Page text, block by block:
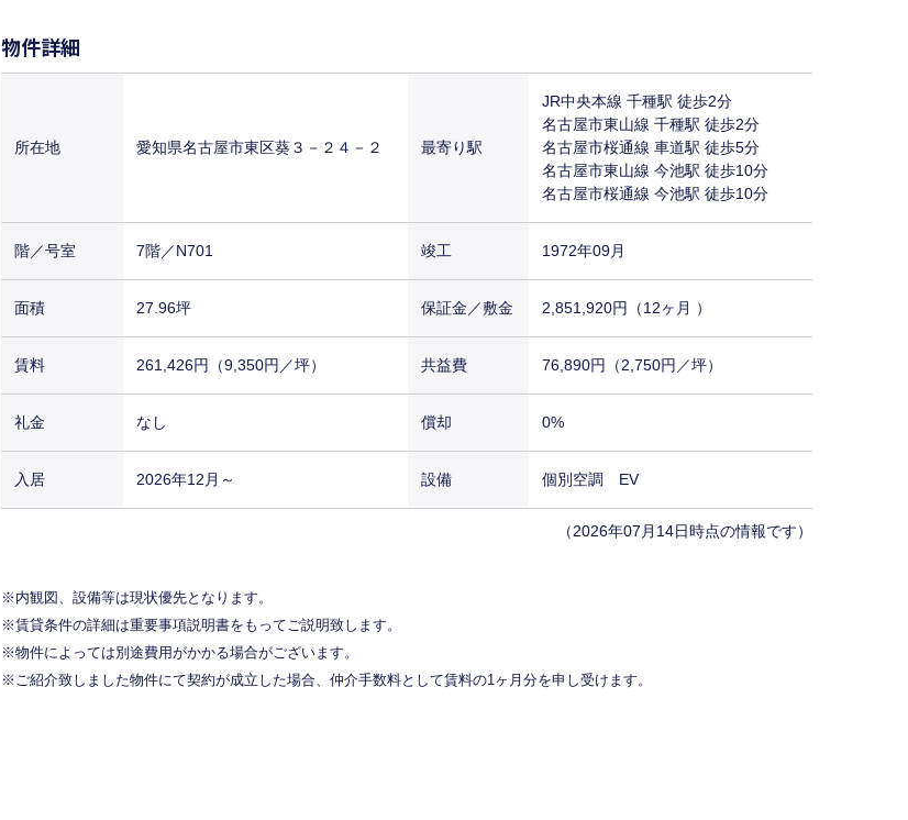
物件詳細
所在地 愛知県名古屋市東区葵３－２４－２ 最寄り駅
JR中央本線 千種駅 徒歩2分
名古屋市東山線 千種駅 徒歩2分
名古屋市桜通線 車道駅 徒歩5分
名古屋市東山線 今池駅 徒歩10分
名古屋市桜通線 今池駅 徒歩10分
階／号室 7階／N701 竣工 1972年09月
面積 27.96坪 保証金／敷金 2,851,920円（12ヶ月 ）
賃料 261,426円（9,350円／坪） 共益費 76,890円（2,750円／坪）
礼金 なし 償却 0%
入居 2026年12月～ 設備 個別空調 EV
（2026年07月14日時点の情報です）
内観図、設備等は現状優先となります。
賃貸条件の詳細は重要事項説明書をもってご説明致します。
物件によっては別途費用がかかる場合がございます。
ご紹介致しました物件にて契約が成立した場合、仲介手数料として賃料の1ヶ月分を申し受けます。